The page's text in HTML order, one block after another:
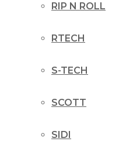
RIP N ROLL
RTECH
S-TECH
SCOTT
SIDI